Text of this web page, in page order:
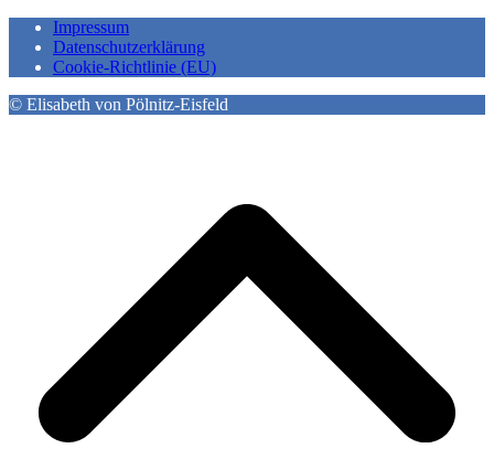
Impressum
Datenschutzerklärung
Cookie-Richtlinie (EU)
© Elisabeth von Pölnitz-Eisfeld